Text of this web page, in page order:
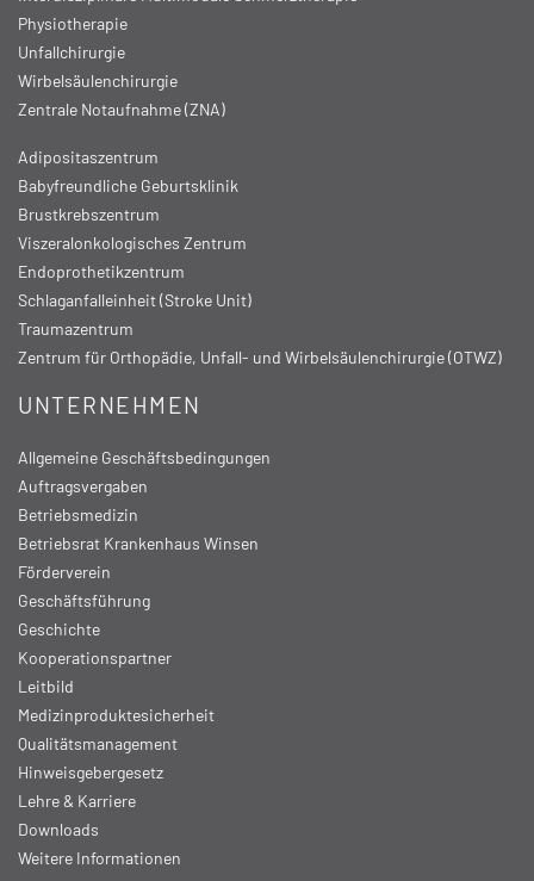
Physiotherapie
Unfallchirurgie
Wirbelsäulenchirurgie
Zentrale Notaufnahme (ZNA)
Adipositaszentrum
Babyfreundliche Geburtsklinik
Brustkrebszentrum
Viszeralonkologisches Zentrum
Endoprothetikzentrum
Schlaganfalleinheit (Stroke Unit)
Traumazentrum
Zentrum für Orthopädie, Unfall- und Wirbelsäulenchirurgie (OTWZ)
UNTERNEHMEN
Allgemeine Geschäftsbedingungen
Auftragsvergaben
Betriebsmedizin
Betriebsrat Krankenhaus Winsen
Förderverein
Geschäftsführung
Geschichte
Kooperationspartner
Leitbild
Medizinproduktesicherheit
Qualitätsmanagement
Hinweisgebergesetz
Lehre & Karriere
Downloads
Weitere Informationen